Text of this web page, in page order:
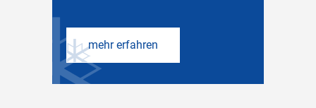
mehr erfahren